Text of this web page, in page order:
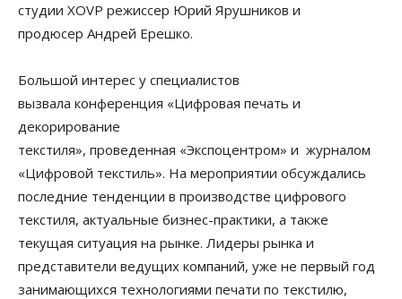
студии XOVP режиссер Юрий Ярушников и
продюсер Андрей Ерешко.
Большой интерес у специалистов
вызвала конференция «Цифровая печать и
декорирование
текстиля», проведенная «Экспоцентром» и журналом
«Цифровой текстиль». На мероприятии обсуждались
последние тенденции в производстве цифрового
текстиля, актуальные бизнес-практики, а также
текущая ситуация на рынке. Лидеры рынка и
представители ведущих компаний, уже не первый год
занимающихся технологиями печати по текстилю,